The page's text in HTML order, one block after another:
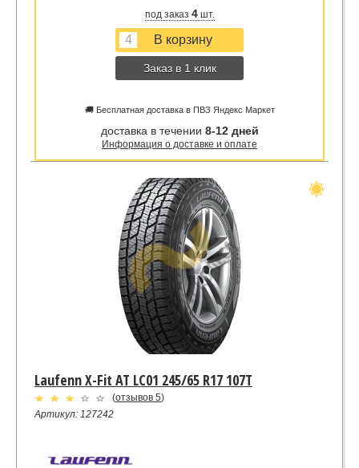
под заказ 4шт.
Заказ в 1 клик
🚚 Бесплатная доставка в ПВЗ Яндекс Маркет
доставка в течении 8-12 дней
Информация о доставке и оплате
Laufenn X-Fit AT LC01 245/65 R17 107T
(отзывов 5)
Артикул: 127242